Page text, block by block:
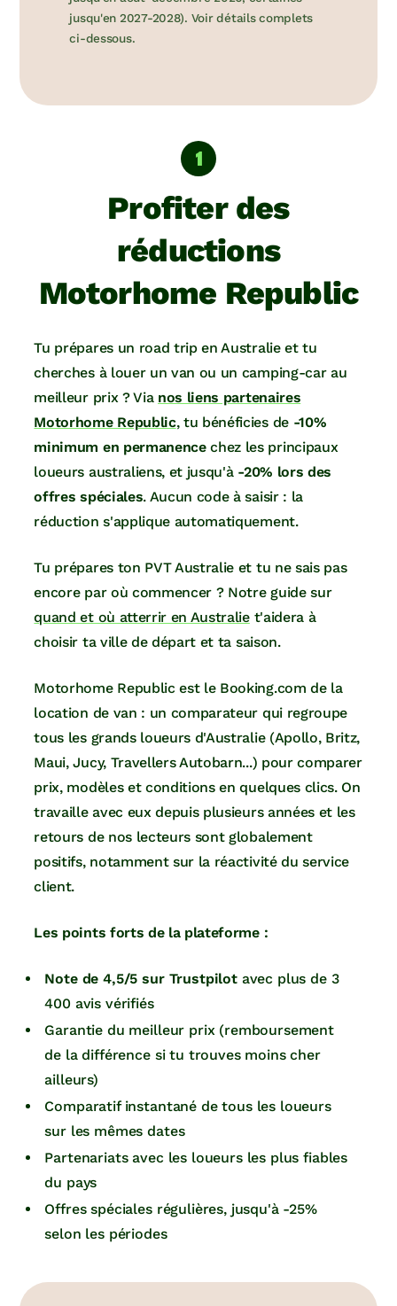
jusqu'en 2027-2028). Voir détails complets
ci-dessous.
Profiter des
réductions
Motorhome Republic
Tu prépares un road trip en Australie et tu
cherches à louer un van ou un camping-car au
meilleur prix ? Via nos liens partenaires
Motorhome Republic, tu bénéficies de -10%
minimum en permanencechez les principaux
loueurs australiens, et jusqu'à -20% lors des
offres spéciales. Aucun code à saisir : la
réduction s'applique automatiquement.
Tu prépares ton PVT Australie et tu ne sais pas
encore par où commencer ? Notre guide sur
quand et où atterrir en Australiet'aidera à
choisir ta ville de départ et ta saison.
Motorhome Republic est le Booking.com de la
location de van : un comparateur qui regroupe
tous les grands loueurs d'Australie (Apollo, Britz,
Maui, Jucy, Travellers Autobarn...) pour comparer
prix, modèles et conditions en quelques clics. On
travaille avec eux depuis plusieurs années et les
retours de nos lecteurs sont globalement
positifs, notamment sur la réactivité du service
client.
Les points forts de la plateforme :
Note de 4,5/5 sur Trustpilotavec plus de 3
400 avis vérifiés
Garantie du meilleur prix (remboursement
de la différence si tu trouves moins cher
ailleurs)
Comparatif instantané de tous les loueurs
sur les mêmes dates
Partenariats avec les loueurs les plus fiables
du pays
Offres spéciales régulières, jusqu'à -25%
selon les périodes